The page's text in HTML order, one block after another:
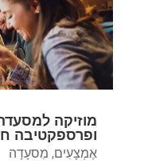
מוזיקה
ופרספקטיבה
אֶמְצָעִים, מִסעָדָה